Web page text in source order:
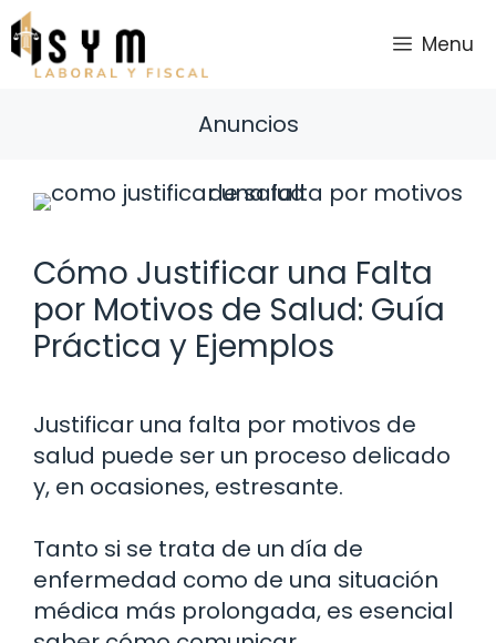
Saltar
al
contenido
Menu
Anuncios
Cómo Justificar una Falta
por Motivos de Salud: Guía
Práctica y Ejemplos
Justificar una falta por motivos de
salud puede ser un proceso delicado
y, en ocasiones, estresante.
Tanto si se trata de un día de
enfermedad como de una situación
médica más prolongada, es esencial